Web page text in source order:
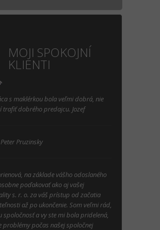
MOJI SPOKOJNÍ
KLIENTI
s maklérkou bola veľmi dobrá, nie
trafiť dobrého predajcu. Jozef
Pruzinsky
na základe vášho odoslaného
poďakovať ako aj vašej
s. r. o. za váš prístup od začatia
až po ukončenie. Som veľmi rád,
spoločnosť a vy ste mi bola pridelená,
problémy počas našej spoločnej